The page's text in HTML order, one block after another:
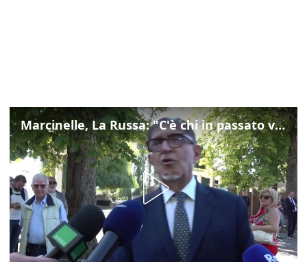
Marcinelle, La Russa: "C'è chi in passato voltava le spalle a Marcinelle"